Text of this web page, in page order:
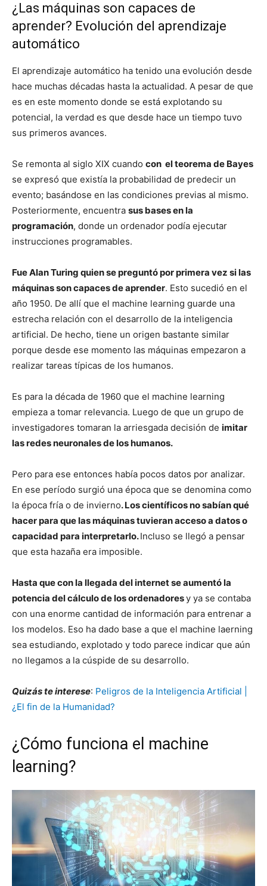
¿Las máquinas son capaces de
aprender? Evolución del aprendizaje
automático
El aprendizaje automático ha tenido una evolución desde
hace muchas décadas hasta la actualidad. A pesar de que
es en este momento donde se está explotando su
potencial, la verdad es que desde hace un tiempo tuvo
sus primeros avances.
Se remonta al siglo XIX cuando con el teorema de Bayes
se expresó que existía la probabilidad de predecir un
evento; basándose en las condiciones previas al mismo.
Posteriormente, encuentra sus bases en la
programación, donde un ordenador podía ejecutar
instrucciones programables.
Fue Alan Turing quien se preguntó por primera vez si las
máquinas son capaces de aprender. Esto sucedió en el
año 1950. De allí que el machine learning guarde una
estrecha relación con el desarrollo de la inteligencia
artificial. De hecho, tiene un origen bastante similar
porque desde ese momento las máquinas empezaron a
realizar tareas típicas de los humanos.
Es para la década de 1960 que el machine learning
empieza a tomar relevancia. Luego de que un grupo de
investigadores tomaran la arriesgada decisión de imitar
las redes neuronales de los humanos.
Pero para ese entonces había pocos datos por analizar.
En ese período surgió una época que se denomina como
la época fría o de invierno. Los científicos no sabían qué
hacer para que las máquinas tuvieran acceso a datos o
capacidad para interpretarlo.Incluso se llegó a pensar
que esta hazaña era imposible.
Hasta que con la llegada del internet se aumentó la
potencia del cálculo de los ordenadoresy ya se contaba
con una enorme cantidad de información para entrenar a
los modelos. Eso ha dado base a que el machine laerning
sea estudiando, explotado y todo parece indicar que aún
no llegamos a la cúspide de su desarrollo.
Quizás te interese: Peligros de la Inteligencia Artificial |
¿El fin de la Humanidad?
¿Cómo funciona el machine
learning?